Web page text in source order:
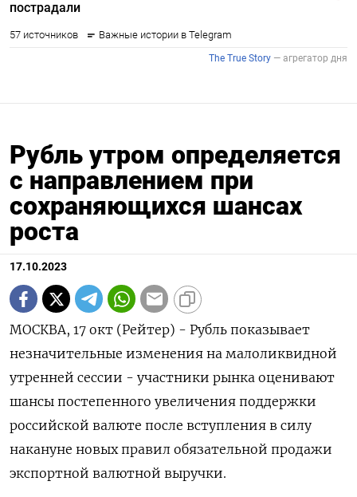
Рубль утром определяется
с направлением при
сохраняющихся шансах
роста
17.10.2023
МОСКВА, 17 окт (Рейтер) - Рубль показывает
незначительные изменения на малоликвидной
утренней сессии - участники рынка оценивают
шансы постепенного увеличения поддержки
российской валюте после вступления в силу
накануне новых правил обязательной продажи
экспортной валютной выручки.